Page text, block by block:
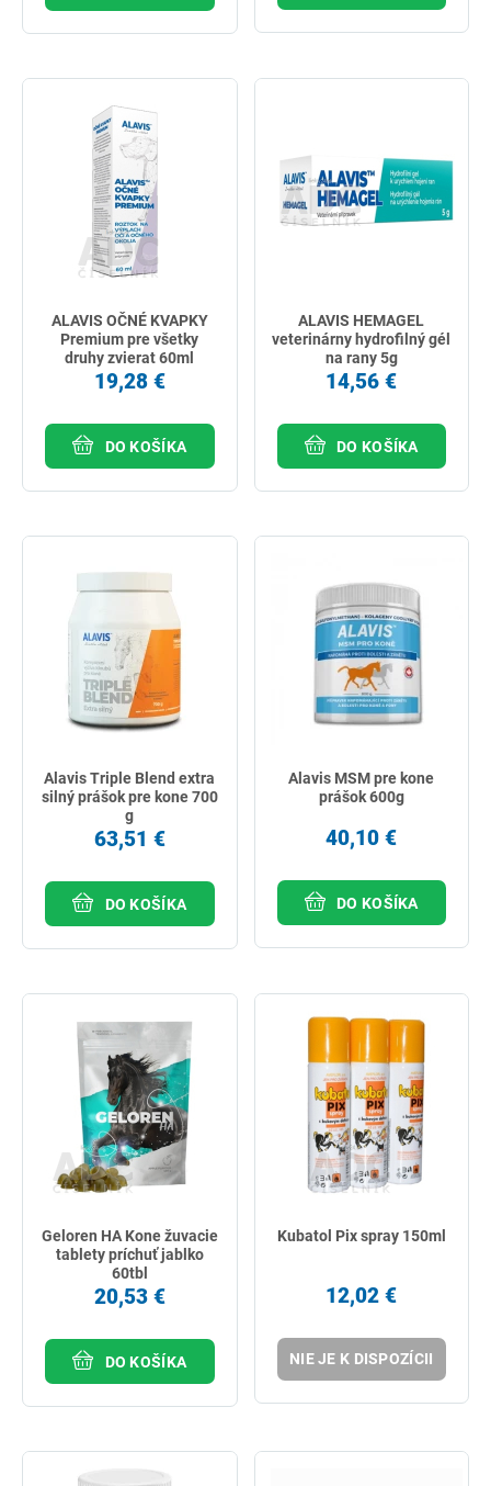
ALAVIS OČNÉ KVAPKY
Premium pre všetky
druhy zvierat 60ml
19,28 €
DO KOŠÍKA
ALAVIS HEMAGEL
veterinárny hydrofilný gél
na rany 5g
14,56 €
DO KOŠÍKA
Alavis Triple Blend extra
silný prášok pre kone 700
g
63,51 €
DO KOŠÍKA
Alavis MSM pre kone
prášok 600g
40,10 €
DO KOŠÍKA
Geloren HA Kone žuvacie
tablety príchuť jablko
60tbl
20,53 €
DO KOŠÍKA
Kubatol Pix spray 150ml
12,02 €
NIE JE K DISPOZÍCII